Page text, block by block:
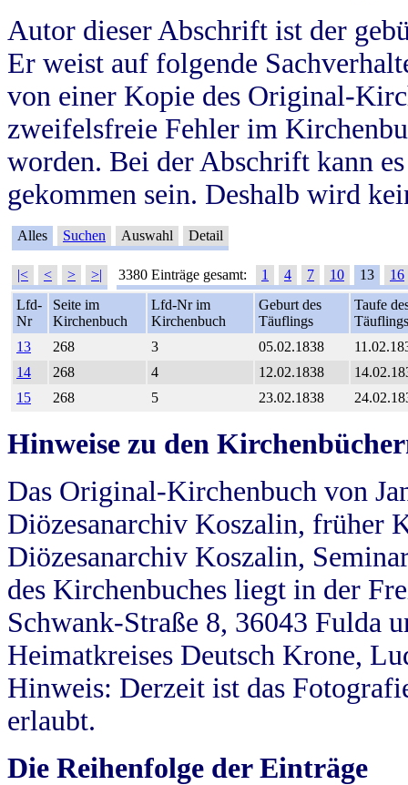
Autor dieser Abschrift ist der
Er weist auf folgende
von einer Kopie des Original-
zweifelsfreie Fehler im
worden. Bei der Abschrift kann
gekommen sein. Deshalb wird
Alles Suchen Auswahl Detail
|< < > >| 3380 Einträge gesamt: 1 4 7 10 13
16
Lfd-
Nr
Seite im
Kirchenbuch
Lfd-Nr im
Kirchenbuch
Geburt des
Täuflings
Taufe
Täuflings
13
268 3 05.02.1838
14
268 4 12.02.1838
15
268 5 23.02.1838
Hinweise zu den
Das Original-Kirchenbuch von
Diözesanarchiv Koszalin, früher
Diözesanarchiv Koszalin,
des Kirchenbuches liegt in der
Schwank-Straße 8, 36043 Fulda
Heimatkreises Deutsch Krone,
Hinweis: Derzeit ist das
erlaubt.
Die Reihenfolge der Einträge